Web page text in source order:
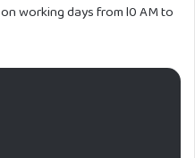
working days from l0 AM to